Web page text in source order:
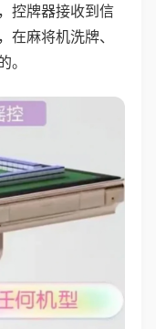
控牌器接收到信
在麻将机洗牌、
。